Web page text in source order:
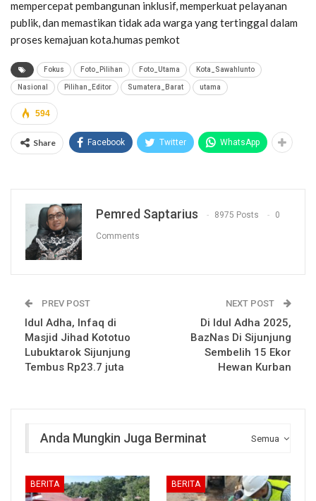
mempercepat pembangunan inklusif, memperkuat pelayanan
publik, dan memastikan tidak ada warga yang tertinggal dalam
proses kemajuan kota.humas pemkot
Fokus Foto_Pilihan Foto_Utama Kota_Sawahlunto
Nasional Pilihan_Editor Sumatera_Barat utama
594
Share Facebook Twitter WhatsApp
Pemred Saptarius 8975 Posts 0
Comments
PREV POST
Idul Adha, Infaq di
Masjid Jihad Kototuo
Lubuktarok Sijunjung
Tembus Rp23.7 juta
NEXT POST
Di Idul Adha 2025,
BazNas Di Sijunjung
Sembelih 15 Ekor
Hewan Kurban
Semua
Anda Mungkin Juga Berminat
BERITA BERITA